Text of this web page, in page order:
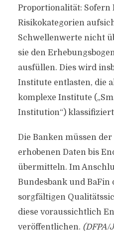
Proportionalität:
Risikokategorien
Schwellenwerte nicht
sie den
ausfüllen. Dies wird
Institute entlasten, die
komplexe Institute
Institution“)
Die Banken müssen
erhobenen Daten bis
übermitteln. Im
Bundesbank und BaFin
sorgfältigen
diese voraussichtlich
veröffentlichen. (DFPA/